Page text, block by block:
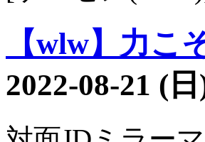
【wlw】力こ
2022-08-21 (